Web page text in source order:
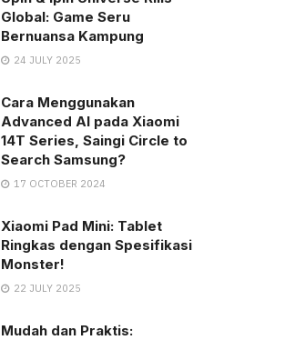
Global: Game Seru
Bernuansa Kampung
24 JULY 2025
Cara Menggunakan
Advanced AI pada Xiaomi
14T Series, Saingi Circle to
Search Samsung?
17 OCTOBER 2024
Xiaomi Pad Mini: Tablet
Ringkas dengan Spesifikasi
Monster!
22 JULY 2025
Mudah dan Praktis: